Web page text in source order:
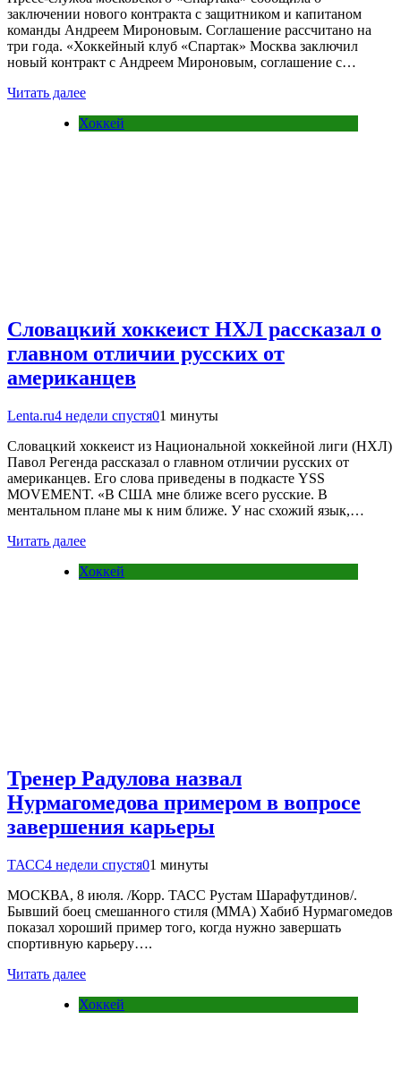
заключении нового контракта с защитником и капитаном
команды Андреем Мироновым. Соглашение рассчитано на
три года. «Хоккейный клуб «Спартак» Москва заключил
новый контракт с Андреем Мироновым, соглашение с…
Читать далее
Хоккей
Словацкий хоккеист НХЛ рассказал о
главном отличии русских от
американцев
Lenta.ru4 недели спустя01 минуты
Словацкий хоккеист из Национальной хоккейной лиги (НХЛ)
Павол Регенда рассказал о главном отличии русских от
американцев. Его слова приведены в подкасте YSS
MOVEMENT. «В США мне ближе всего русские. В
ментальном плане мы к ним ближе. У нас схожий язык,…
Читать далее
Хоккей
Тренер Радулова назвал
Нурмагомедова примером в вопросе
завершения карьеры
ТАСС4 недели спустя01 минуты
МОСКВА, 8 июля. /Корр. ТАСС Рустам Шарафутдинов/.
Бывший боец смешанного стиля (ММА) Хабиб Нурмагомедов
показал хороший пример того, когда нужно завершать
спортивную карьеру….
Читать далее
Хоккей